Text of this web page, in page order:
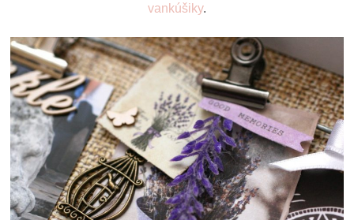
vankúšiky.